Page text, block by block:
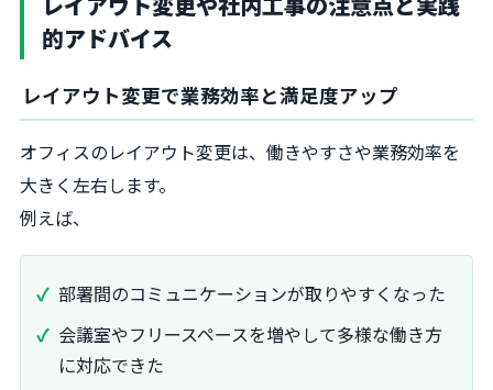
的アドバイス
レイアウト変更で業務効率と満足度アップ
オフィスのレイアウト変更は、働きやすさや業務効率を
大きく左右します。
例えば、
部署間のコミュニケーションが取りやすくなった
会議室やフリースペースを増やして多様な働き方
に対応できた